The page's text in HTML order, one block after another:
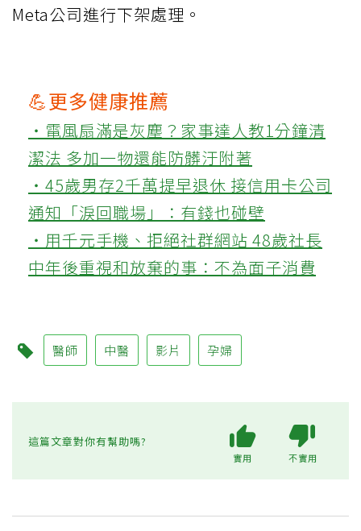
Meta公司進行下架處理。
💪更多健康推薦
‧電風扇滿是灰塵？家事達人教1分鐘清
潔法 多加一物還能防髒汙附著
‧45歲男存2千萬提早退休 接信用卡公司
通知「淚回職場」：有錢也碰壁
‧用千元手機、拒絕社群網站 48歲社長
中年後重視和放棄的事：不為面子消費
醫師 中醫 影片 孕婦
這篇文章對你有幫助嗎?
實用 不實用